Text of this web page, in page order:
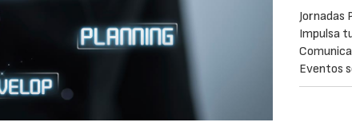
Jornadas
Impulsa
Eventos